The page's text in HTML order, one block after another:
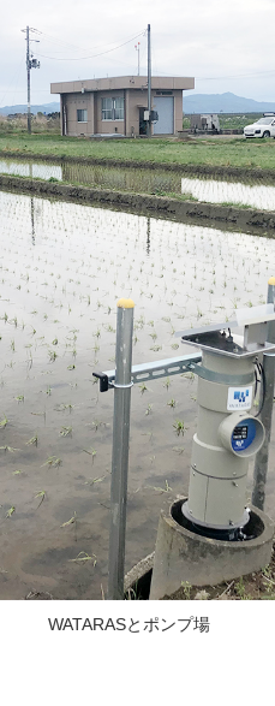
WATARASとポンプ場